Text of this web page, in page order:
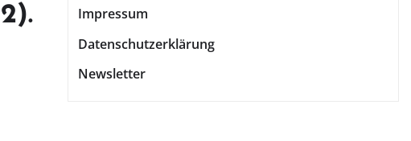
Impressum
Datenschutzerklärung
Newsletter